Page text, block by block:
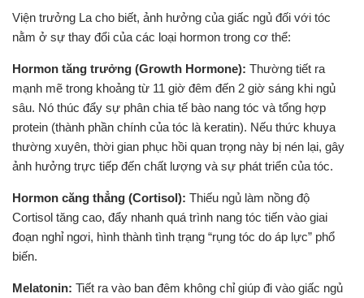
Viện trưởng La cho biết, ảnh hưởng của giấc ngủ đối với tóc
nằm ở sự thay đổi của các loại hormon trong cơ thể:
Hormon tăng trưởng (Growth Hormone): Thường tiết ra
mạnh mẽ trong khoảng từ 11 giờ đêm đến 2 giờ sáng khi ngủ
sâu. Nó thúc đẩy sự phân chia tế bào nang tóc và tổng hợp
protein (thành phần chính của tóc là keratin). Nếu thức khuya
thường xuyên, thời gian phục hồi quan trọng này bị nén lại, gây
ảnh hưởng trực tiếp đến chất lượng và sự phát triển của tóc.
Hormon căng thẳng (Cortisol): Thiếu ngủ làm nồng độ
Cortisol tăng cao, đẩy nhanh quá trình nang tóc tiến vào giai
đoạn nghỉ ngơi, hình thành tình trạng “rụng tóc do áp lực” phổ
biến.
Melatonin: Tiết ra vào ban đêm không chỉ giúp đi vào giấc ngủ